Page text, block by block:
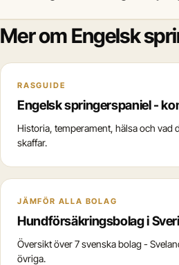
Mer om Engelsk
RASGUIDE
Engelsk springerspaniel -
Historia, temperament, hälsa och vad
skaffar.
JÄMFÖR ALLA BOLAG
Hundförsäkringsbolag i
Översikt över 7 svenska bolag -
övriga.